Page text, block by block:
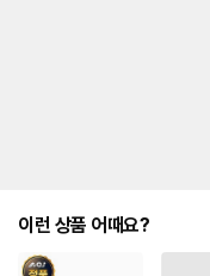
이런 상품 어때요?